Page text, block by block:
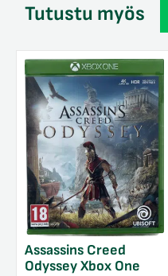
Tutustu myös
Assassins Creed
Odyssey Xbox One